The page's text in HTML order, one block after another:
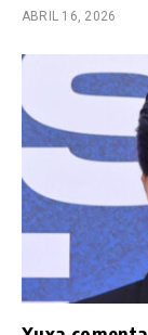
ABRIL 16, 2026